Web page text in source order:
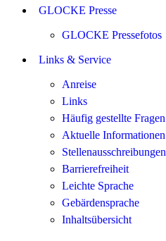
GLOCKE Presse
GLOCKE Pressefotos
Links & Service
Anreise
Links
Häufig gestellte Fragen
Aktuelle Informationen
Stellenausschreibungen
Barrierefreiheit
Leichte Sprache
Gebärdensprache
Inhaltsübersicht